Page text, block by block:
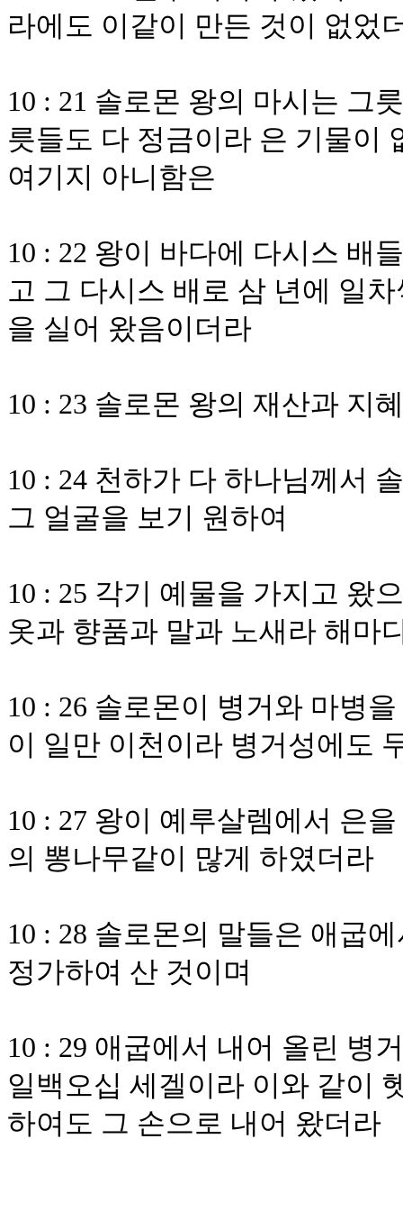
라에도 이같이 만든 것이 없었
10 : 21 솔로몬 왕의 마시는 그
릇들도 다 정금이라 은 기물이
여기지 아니함은
10 : 22 왕이 바다에 다시스 배
고 그 다시스 배로 삼 년에 일
을 실어 왔음이더라
10 : 23 솔로몬 왕의 재산과 지
10 : 24 천하가 다 하나님께서
그 얼굴을 보기 원하여
10 : 25 각기 예물을 가지고 왔
옷과 향품과 말과 노새라 해마
10 : 26 솔로몬이 병거와 마병
이 일만 이천이라 병거성에도
10 : 27 왕이 예루살렘에서 은
의 뽕나무같이 많게 하였더라
10 : 28 솔로몬의 말들은 애굽
정가하여 산 것이며
10 : 29 애굽에서 내어 올린 병
일백오십 세겔이라 이와 같이
하여도 그 손으로 내어 왔더라